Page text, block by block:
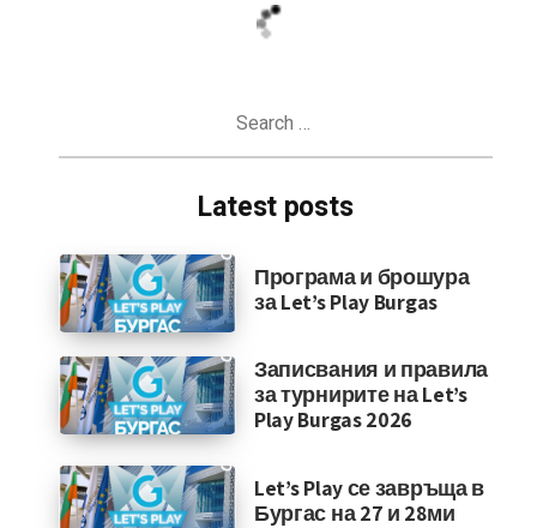
Latest posts
Програма и брошура
за Let’s Play Burgas
Записвания и правила
за турнирите на Let’s
Play Burgas 2026
Let’s Play се завръща в
Бургас на 27 и 28ми